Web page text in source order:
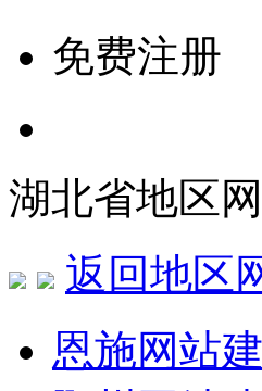
免费注册
湖北省地区
返回地区
恩施网站